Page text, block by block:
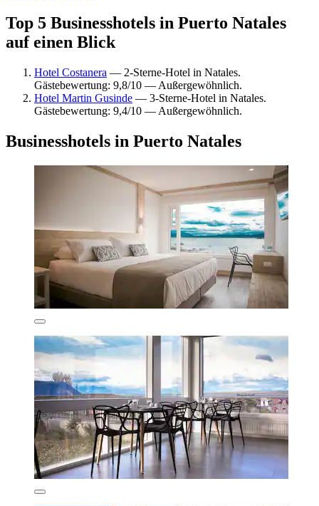
Top 5 Businesshotels in Puerto Natales
auf einen Blick
Hotel Costanera — 2-Sterne-Hotel in Natales.
Gästebewertung: 9,8/10 — Außergewöhnlich.
Hotel Martin Gusinde — 3-Sterne-Hotel in Natales.
Gästebewertung: 9,4/10 — Außergewöhnlich.
Businesshotels in Puerto Natales